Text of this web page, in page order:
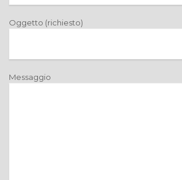
Oggetto (richiesto)
Messaggio